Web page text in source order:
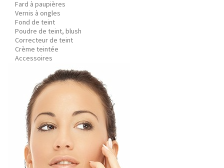
Fard à paupières
Vernis à ongles
Fond de teint
Poudre de teint, blush
Correcteur de teint
Crème teintée
Accessoires